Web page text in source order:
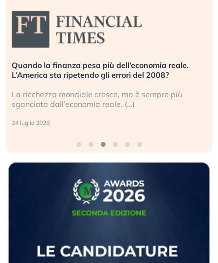
Quando la finanza pesa più dell’economia reale.
L’America sta ripetendo gli errori del 2008?
La ricchezza mondiale cresce, ma è sempre più
sganciata dall’economia reale. (…)
24 luglio 2026